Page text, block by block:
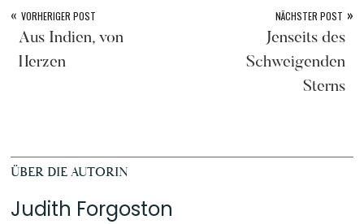
« VORHERIGER POST
Aus Indien, von
Herzen
NÄCHSTER POST »
Jenseits des
Schweigenden
Sterns
ÜBER DIE AUTORIN
Judith Forgoston